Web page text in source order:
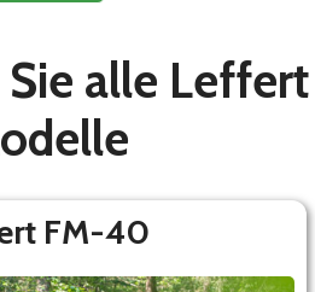
alle Leffert
FM-40